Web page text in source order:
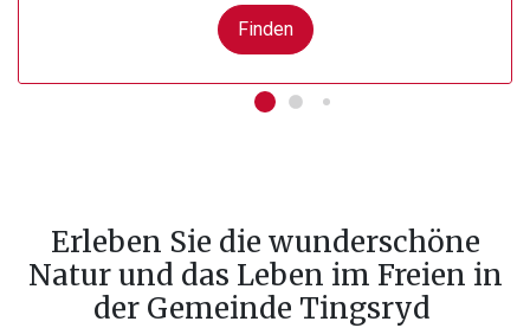
Finden
Erleben Sie die wunderschöne
Natur und das Leben im Freien in
der Gemeinde Tingsryd